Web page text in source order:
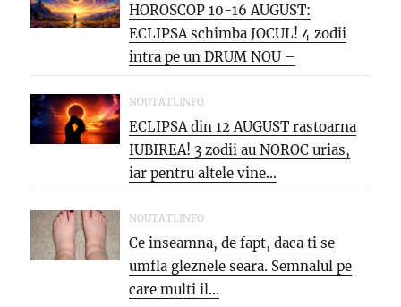
HOROSCOP 10-16 AUGUST:
ECLIPSA schimba JOCUL! 4 zodii
intra pe un DRUM NOU –
oportunitati...
NOUTATI.INFO
ECLIPSA din 12 AUGUST rastoarna
IUBIREA! 3 zodii au NOROC urias,
iar pentru altele vine...
NOUTATI.INFO
Ce inseamna, de fapt, daca ti se
umfla gleznele seara. Semnalul pe
care multi il...